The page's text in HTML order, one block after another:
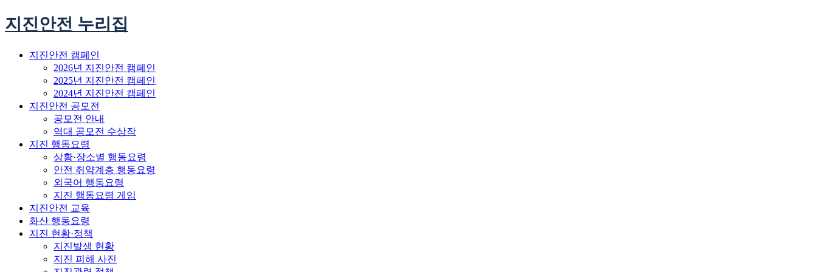
지진안전 누리집
지진안전 캠페인
2026년 지진안전 캠페인
2025년 지진안전 캠페인
2024년 지진안전 캠페인
지진안전 공모전
공모전 안내
역대 공모전 수상작
지진 행동요령
상황·장소별 행동요령
안전 취약계층 행동요령
외국어 행동요령
지진 행동요령 게임
지진안전 교육
화산 행동요령
지진 현황·정책
지진발생 현황
지진 피해 사진